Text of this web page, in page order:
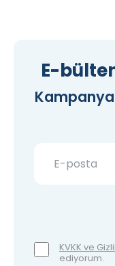
E-
KVKK ve
ediyorum.